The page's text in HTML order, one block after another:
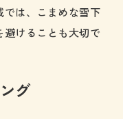
は、こまめな雪下
けることも大切で
グ